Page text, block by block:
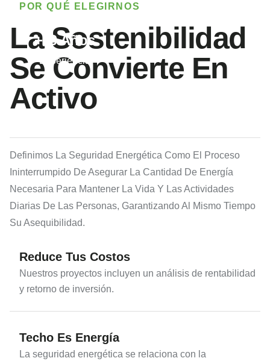
+10 Años
Experiencia
POR QUÉ ELEGIRNOS
La Sostenibilidad
Se Convierte En
Activo
Definimos La Seguridad Energética Como El
Proceso
Ininterrumpido De Asegurar La Cantidad De Energía
Necesaria Para Mantener La Vida Y Las Actividades
Diarias De Las Personas, Garantizando Al Mismo Tiempo
Su Asequibilidad.
Reduce Tus Costos
Nuestros proyectos incluyen un análisis de rentabilidad
y retorno de inversión.
Techo Es Energía
La seguridad energética se relaciona con la